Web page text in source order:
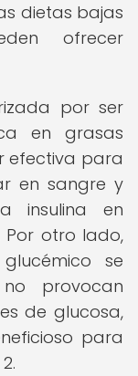
dietas bajas
ofrecer
por ser
en grasas
efectiva para
en sangre y
insulina en
Por otro lado,
se
provocan
de glucosa,
para